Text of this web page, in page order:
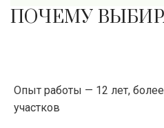
ПОЧЕМУ
Опыт работы — 12 лет,
участков